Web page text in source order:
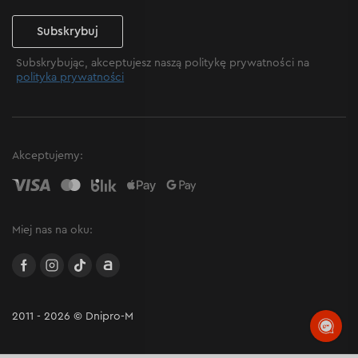
Subskrybuj
Subskrybując, akceptujesz naszą politykę prywatności na
polityka prywatności
2011 - 2026 © Dnipro-M
Akceptujemy:
Miej nas na oku:
facebookinstagramTikTokAllegro